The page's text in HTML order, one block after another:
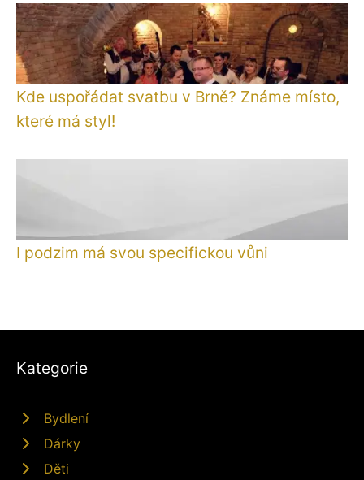
Kde uspořádat svatbu v Brně? Známe místo,
které má styl!
I podzim má svou specifickou vůni
Kategorie
Bydlení
Dárky
Děti